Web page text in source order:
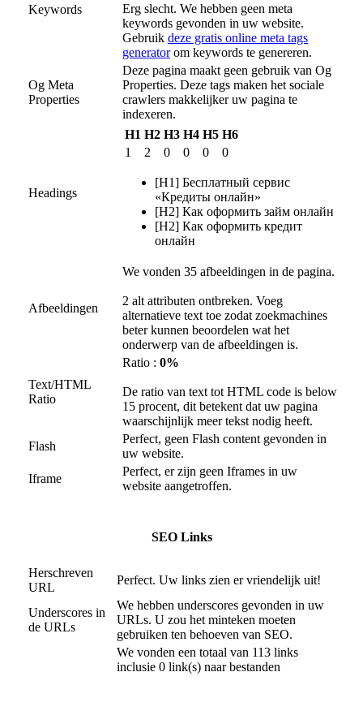
Keywords
Erg slecht. We hebben geen meta
keywords gevonden in uw website.
Gebruik deze gratis online meta tags
generatorom keywords te genereren.
Og Meta
Properties
Deze pagina maakt geen gebruik van Og
Properties. Deze tags maken het sociale
crawlers makkelijker uw pagina te
indexeren.
Headings
H1 H2 H3 H4 H5 H6
1
2 0 0 0 0
[H1] Бесплатный сервис
«Кредиты онлайн»
[H2] Как оформить займ онлайн
[H2] Как оформить кредит
онлайн
Afbeeldingen
We vonden 35 afbeeldingen in de pagina.
2 alt attributen ontbreken. Voeg
alternatieve text toe zodat zoekmachines
beter kunnen beoordelen wat het
onderwerp van de afbeeldingen is.
Text/HTML
Ratio
Ratio : 0%
De ratio van text tot HTML code is below
15 procent, dit betekent dat uw pagina
waarschijnlijk meer tekst nodig heeft.
Flash
Perfect, geen Flash content gevonden in
uw website.
Iframe
Perfect, er zijn geen Iframes in uw
website aangetroffen.
SEO Links
Herschreven
URL
Perfect. Uw links zien er vriendelijk uit!
Underscores in
de URLs
We hebben underscores gevonden in uw
URLs. U zou het minteken moeten
gebruiken ten behoeven van SEO.
We vonden een totaal van 113 links
inclusie 0 link(s) naar bestanden